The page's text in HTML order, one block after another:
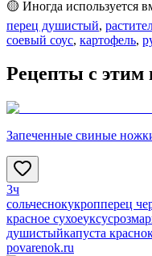
🟡 Иногда используется
перец душистый,
соевый соус, картофель,
Рецепты с этим
Запеченные свиные
3ч
сольчеснокукропперец
красное сухоеуксус
душистыйкапуста
povarenok.ru